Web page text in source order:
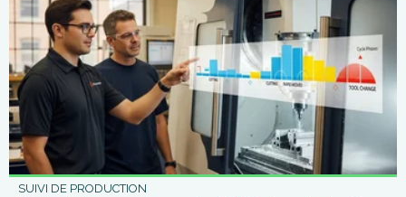
SUIVI DE PRODUCTION